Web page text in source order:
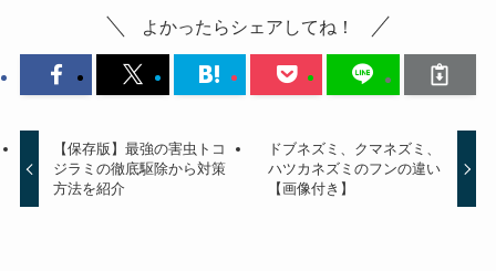
よかったらシェアしてね！
【保存版】最強の害虫トコ
ジラミの徹底駆除から対策
方法を紹介
ドブネズミ、クマネズミ、
ハツカネズミのフンの違い
【画像付き】